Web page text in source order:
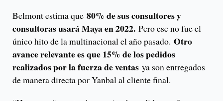
Belmont estima que 80% de sus consultores y
consultoras usará Maya en 2022. Pero ese no fue el
único hito de la multinacional el año pasado. Otro
avance relevante es que 15% de los pedidos
realizados por la fuerza de ventas ya son entregados
de manera directa por Yanbal al cliente final.